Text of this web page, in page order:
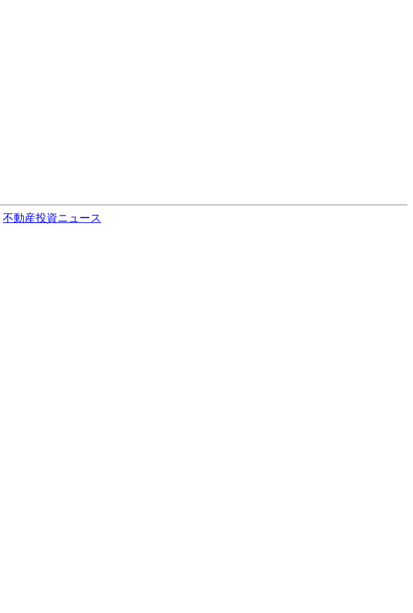
不動産投資ニュース